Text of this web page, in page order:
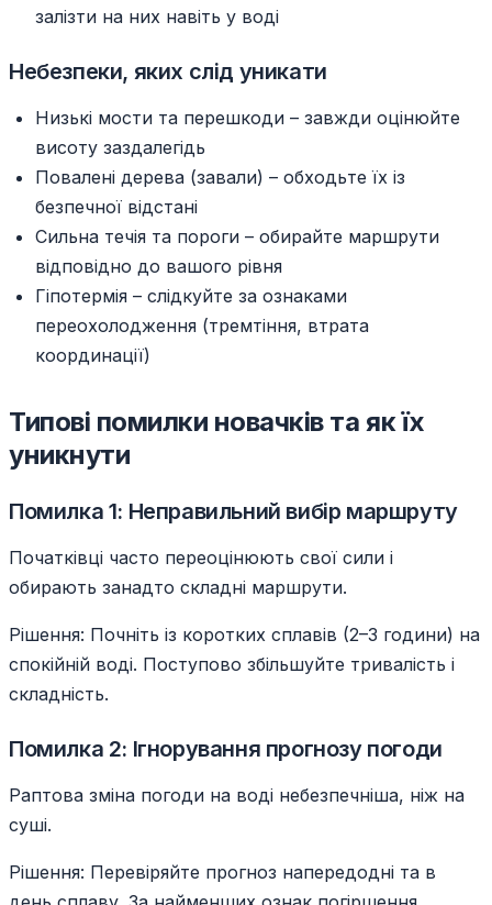
залізти на них навіть у воді
Небезпеки, яких слід уникати
Низькі мости та перешкоди – завжди оцінюйте
висоту заздалегідь
Повалені дерева (завали) – обходьте їх із
безпечної відстані
Сильна течія та пороги – обирайте маршрути
відповідно до вашого рівня
Гіпотермія – слідкуйте за ознаками
переохолодження (тремтіння, втрата
координації)
Типові помилки новачків та як їх
уникнути
Помилка 1: Неправильний вибір маршруту
Початківці часто переоцінюють свої сили і
обирають занадто складні маршрути.
Рішення: Почніть із коротких сплавів (2–3 години) на
спокійній воді. Поступово збільшуйте тривалість і
складність.
Помилка 2: Ігнорування прогнозу погоди
Раптова зміна погоди на воді небезпечніша, ніж на
суші.
Рішення: Перевіряйте прогноз напередодні та в